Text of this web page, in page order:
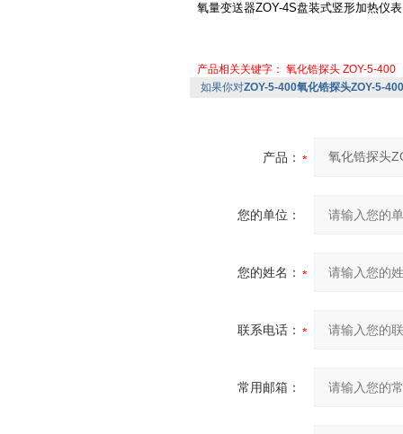
氧量变送器ZOY-4S盘装式竖形加热仪
产品相关关键字： 氧化锆探头 ZOY-5-400
如果你对ZOY-5-400氧化锆探头ZOY-5-400
产品：
您的单位：
您的姓名：
联系电话：
常用邮箱：